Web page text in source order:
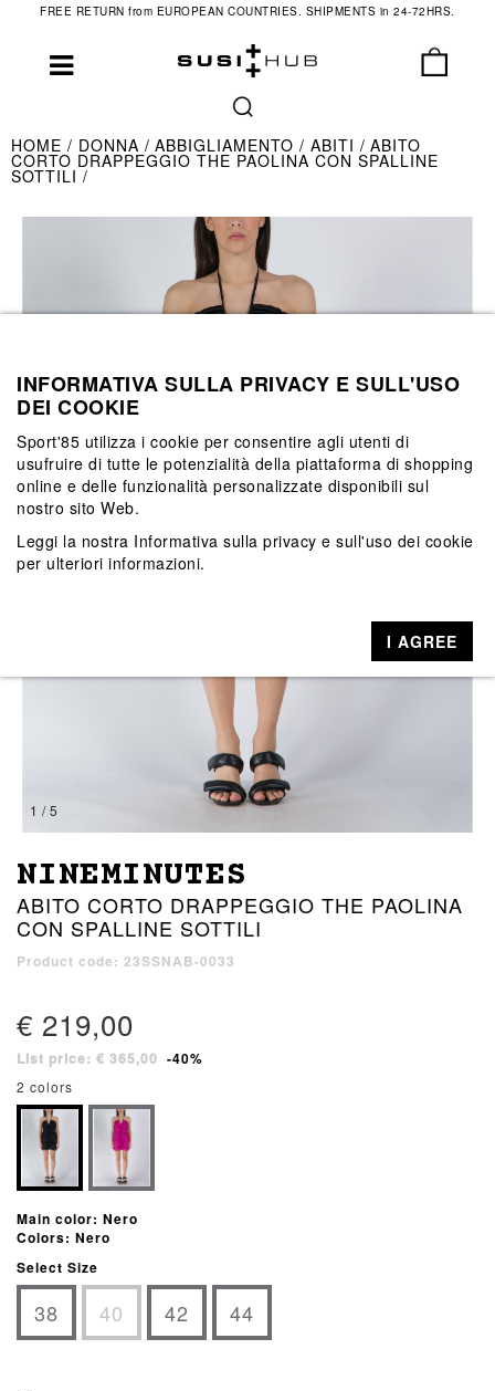
FREE RETURN from EUROPEAN COUNTRIES. SHIPMENTS in 24-72HRS.
HOME DONNA ABBIGLIAMENTO ABITI ABITO
CORTO DRAPPEGGIO THE PAOLINA CON SPALLINE
SOTTILI
1 / 5
NINEMINUTES
ABITO CORTO DRAPPEGGIO THE PAOLINA
CON SPALLINE SOTTILI
Product code: 23SSNAB-0033
€ 219,00
List price: € 365,00 -40%
2 colors
Main color: Nero
Colors: Nero
Select Size
38 40 42 44
INFORMATIVA SULLA PRIVACY E SULL'USO
DEI COOKIE
Sport'85 utilizza i cookie per consentire agli utenti di
usufruire di tutte le potenzialità della piattaforma di shopping
online e delle funzionalità personalizzate disponibili sul
nostro sito Web.
Leggi la nostra Informativa sulla privacy e sull'uso dei cookie
per ulteriori informazioni.
I AGREE